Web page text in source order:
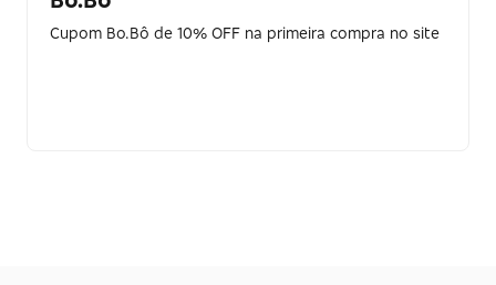
Cupom Bo.Bô de 10% OFF na primeira compra no site